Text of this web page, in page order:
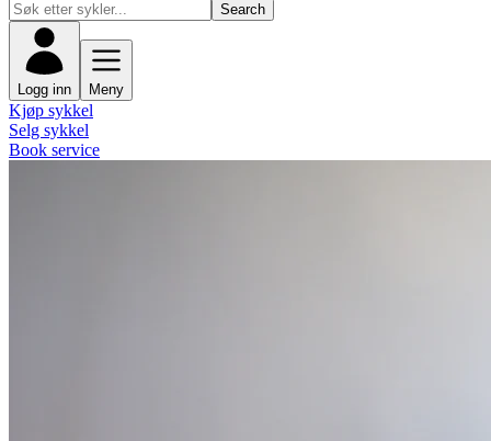
Search
Logg inn Meny
Kjøp sykkel
Selg sykkel
Book service